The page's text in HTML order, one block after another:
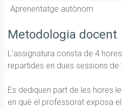
Aprenentatge autònom
Metodologia docent
L'assignatura consta de 4
repartides en dues sessions
Es dediquen part de les hores
en què el professorat exposa